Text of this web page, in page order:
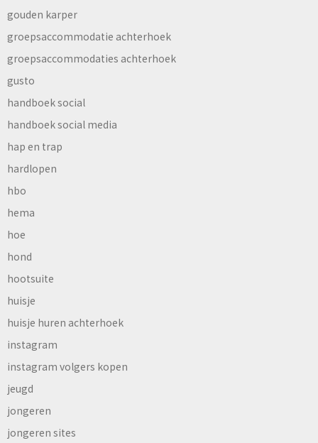
gouden karper
groepsaccommodatie achterhoek
groepsaccommodaties achterhoek
gusto
handboek social
handboek social media
hap en trap
hardlopen
hbo
hema
hoe
hond
hootsuite
huisje
huisje huren achterhoek
instagram
instagram volgers kopen
jeugd
jongeren
jongeren sites